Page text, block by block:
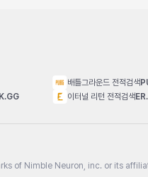
배틀그라운드 전적검색
이터널 리턴 전적검색
of Nimble Neuron, inc. or its